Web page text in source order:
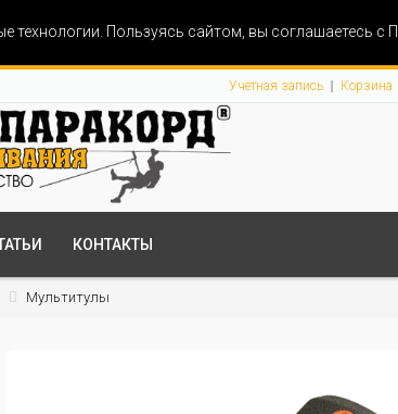
Пользуясь сайтом, вы соглашаетесь с
Учетная запись Корзина
КОНТАКТЫ
Мультитулы